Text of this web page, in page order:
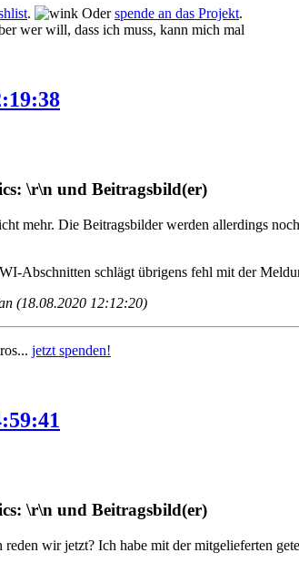
. Oderspende an das Projekt.
wer will, dass ich muss, kann mich mal
\r\n und Beitragsbild(er)
mehr. Die Beitragsbilder werden allerdings
Abschnitten schlägt übrigens fehl mit der
(18.08.2020 12:12:20)
jetzt spenden!
\r\n und Beitragsbild(er)
wir jetzt? Ich habe mit der mitgelieferten